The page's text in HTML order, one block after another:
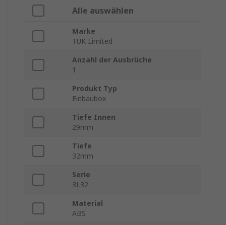
Alle auswählen
Marke
TUK Limited
Anzahl der Ausbrüche
1
Produkt Typ
Einbaubox
Tiefe Innen
29mm
Tiefe
32mm
Serie
3L32
Material
ABS